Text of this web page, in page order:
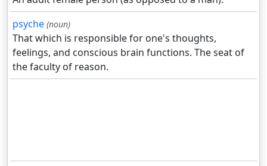
psyche (noun)
That which is responsible for one's thoughts,
feelings, and conscious brain functions. The seat of
the faculty of reason.